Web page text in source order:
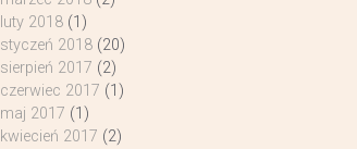
luty 2018(1)
styczeń 2018(20)
sierpień 2017 (2)
czerwiec 2017 (1)
maj 2017 (1)
kwiecień 2017 (2)